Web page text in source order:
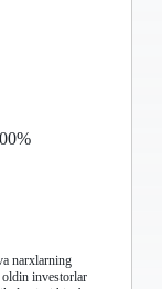
narxlarning
investorlar